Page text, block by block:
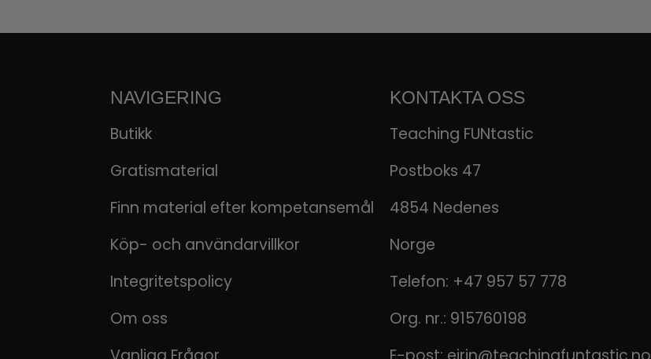
NAVIGERING
Butikk
Gratismaterial
Finn material efter kompetansemål
Köp- och användarvillkor
Integritetspolicy
Om oss
KONTAKTA OSS
Teaching FUNtastic
Postboks 47
4854 Nedenes
Norge
Telefon: +47 957 57 778
Org. nr.: 915760198